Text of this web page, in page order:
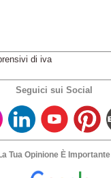
di iva
Seguici sui Social
Tua Opinione È Importante